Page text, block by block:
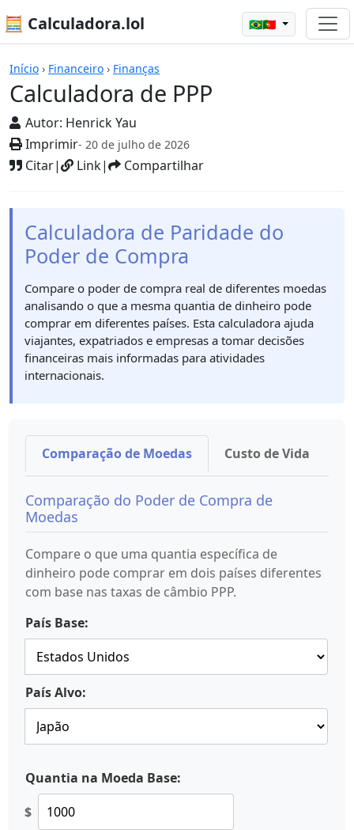
🧮 Calculadora.lol 🇧🇷🇵🇹
Início › Financeiro › Finanças
Calculadora de PPP
Autor: Henrick Yau
Imprimir- 20 de julho de 2026
Citar| Link| Compartilhar
Calculadoras
Calculadora de Paridade do
Poder de Compra
Compare o poder de compra real de diferentes moedas
analisando o que a mesma quantia de dinheiro pode
comprar em diferentes países. Esta calculadora ajuda
viajantes, expatriados e empresas a tomar decisões
financeiras mais informadas para atividades
internacionais.
Comparação de Moedas Custo de Vida
Comparação do Poder de Compra de
Moedas
Compare o que uma quantia específica de
dinheiro pode comprar em dois países diferentes
com base nas taxas de câmbio PPP.
País Base:
País Alvo:
Quantia na Moeda Base:
$